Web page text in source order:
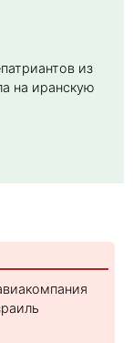
из
на иранскую